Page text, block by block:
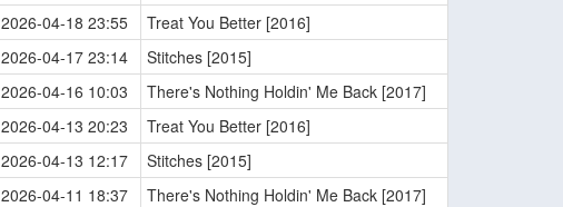
2026-04-18 23:55
Treat You Better [2016]
2026-04-17 23:14
Stitches [2015]
2026-04-16 10:03
There's Nothing Holdin' Me Back [2017]
2026-04-13 20:23
Treat You Better [2016]
2026-04-13 12:17
Stitches [2015]
2026-04-11 18:37
There's Nothing Holdin' Me Back [2017]